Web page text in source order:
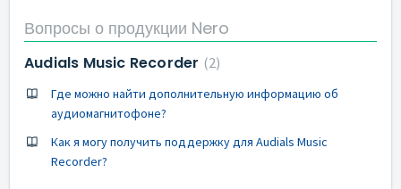
Вопросы о продукции Nero
Audials Music Recorder 2
Где можно найти дополнительную информацию об
аудиомагнитофоне?
Как я могу получить поддержку для Audials Music
Recorder?